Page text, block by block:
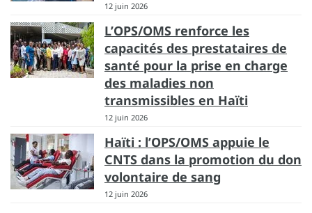
12 juin 2026
L’OPS/OMS renforce les
capacités des prestataires de
santé pour la prise en charge
des maladies non
transmissibles en Haïti
12 juin 2026
Haïti : l’OPS/OMS appuie le
CNTS dans la promotion du don
volontaire de sang
12 juin 2026